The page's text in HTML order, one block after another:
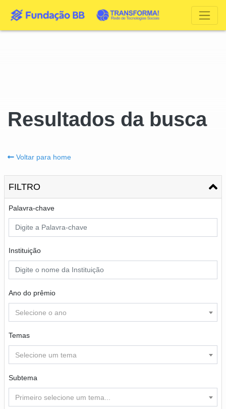
Resultados da busca
Voltar para home
FILTRO
Palavra-chave
Instituição
Ano do prêmio
Selecione o ano
Temas
Selecione um tema
Subtema
Primeiro selecione um tema...